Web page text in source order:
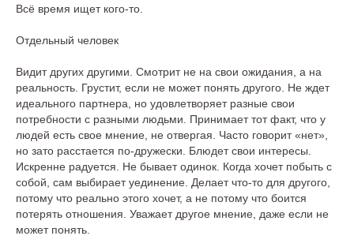
Всё время ищет кого-то.
Отдельный человек
Видит других другими. Смотрит не на свои ожидания, а на
реальность. Грустит, если не может понять другого. Не ждет
идеального партнера, но удовлетворяет разные свои
потребности с разными людьми. Принимает тот факт, что у
людей есть свое мнение, не отвергая. Часто говорит «нет»,
но зато расстается по-дружески. Блюдет свои интересы.
Искренне радуется. Не бывает одинок. Когда хочет побыть с
собой, сам выбирает уединение. Делает что-то для другого,
потому что реально этого хочет, а не потому что боится
потерять отношения. Уважает другое мнение, даже если не
может понять.